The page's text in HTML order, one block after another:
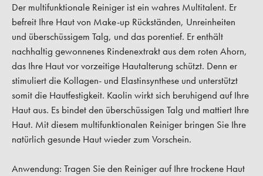
Der multifunktionale Reiniger ist ein wahres Multitalent. Er
befreit Ihre Haut von Make-up Rückständen, Unreinheiten
und überschüssigem Talg, und das porentief. Er enthält
nachhaltig gewonnenes Rindenextrakt aus dem roten Ahorn,
das Ihre Haut vor vorzeitige Hautalterung schützt. Denn er
stimuliert die Kollagen- und Elastinsynthese und unterstützt
somit die Hautfestigkeit. Kaolin wirkt sich beruhigend auf Ihre
Haut aus. Es bindet den überschüssigen Talg und mattiert Ihre
Haut. Mit diesem multifunktionalen Reiniger bringen Sie Ihre
natürlich gesunde Haut wieder zum Vorschein.
Anwendung: Tragen Sie den Reiniger auf Ihre trockene Haut